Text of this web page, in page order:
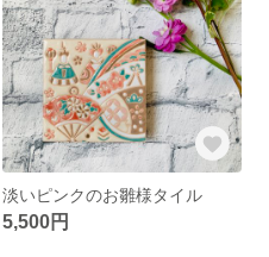
淡いピンクのお雛様タイル
5,500円